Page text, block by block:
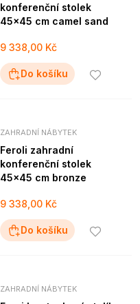
konferenční stolek
45x45 cm camel sand
9 338,00 Kč
Do košíku
ZAHRADNÍ NÁBYTEK
Feroli zahradní
konferenční stolek
45x45 cm bronze
9 338,00 Kč
Do košíku
ZAHRADNÍ NÁBYTEK